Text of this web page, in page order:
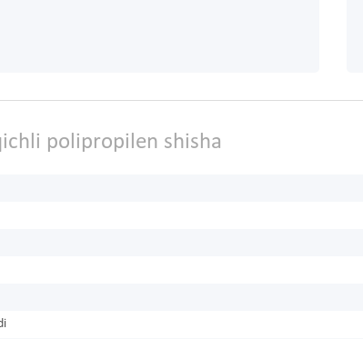
polipropilen shisha